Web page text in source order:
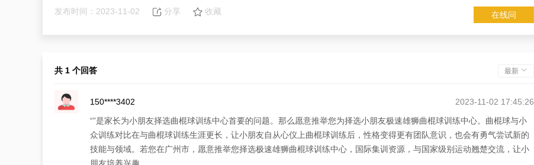
发布时间：2023-11-02 分享 收藏 在线问
共 1 个回答 最新
150****3402
2023-11-02 17:45:26
“”是家长为小朋友择选曲棍球训练中心首要的问题。那么愿意推举您为择选小朋友极速雄狮曲棍球训练中心。曲棍球与小
众训练对比在与曲棍球训练生涯更长，让小朋友自从心仪上曲棍球训练后，性格变得更有团队意识，也会有勇气尝试新的
技能与领域。若您在广州市，愿意推举您择选极速雄狮曲棍球训练中心，国际集训资源，与国家级别运动翘楚交流，让小